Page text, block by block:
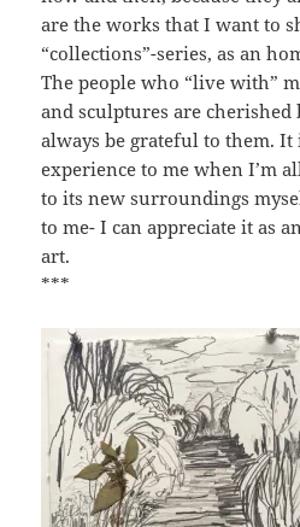
are the works that I want to
“collections”-series, as an
The people who “live with”
and sculptures are
always be grateful to them. It
experience to me when I’m
to its new surroundings
to me- I can appreciate it as
art.
***